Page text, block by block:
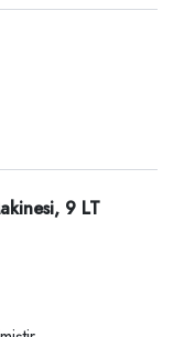
9 LT